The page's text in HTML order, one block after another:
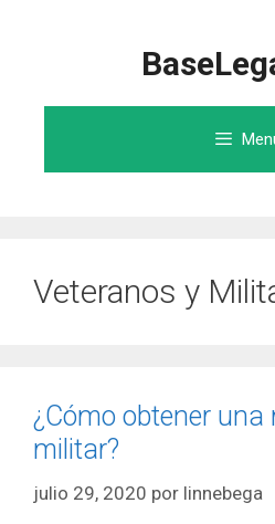
Veteranos y
¿Cómo obtener una
militar?
julio 29, 2020 por linnebega